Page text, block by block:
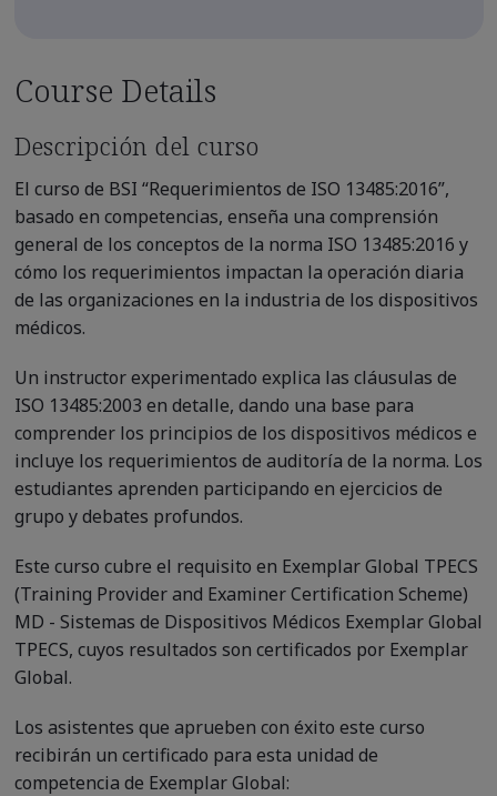
Course Details
Descripción del curso
El curso de BSI “Requerimientos de ISO 13485:2016”,
basado en competencias, enseña una comprensión
general de los conceptos de la norma ISO 13485:2016 y
cómo los requerimientos impactan la operación diaria
de las organizaciones en la industria de los dispositivos
médicos.
Un instructor experimentado explica las cláusulas de
ISO 13485:2003 en detalle, dando una base para
comprender los principios de los dispositivos médicos e
incluye los requerimientos de auditoría de la norma. Los
estudiantes aprenden participando en ejercicios de
grupo y debates profundos.
Este curso cubre el requisito en Exemplar Global TPECS
(Training Provider and Examiner Certification Scheme)
MD - Sistemas de Dispositivos Médicos Exemplar Global
TPECS, cuyos resultados son certificados por Exemplar
Global.
Los asistentes que aprueben con éxito este curso
recibirán un certificado para esta unidad de
competencia de Exemplar Global: